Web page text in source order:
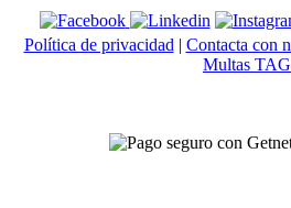
Política de privacidad | Contacta con
Multas TAG